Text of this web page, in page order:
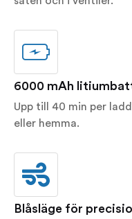
6000 mAh
Upp till 40 min per
eller hemma.
Blåsläge för